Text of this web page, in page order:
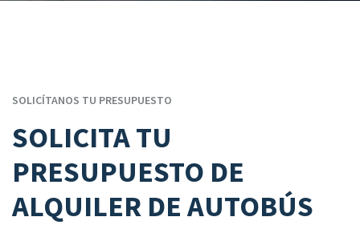
SOLICÍTANOS TU PRESUPUESTO
SOLICITA TU
PRESUPUESTO DE
ALQUILER DE AUTOBÚS